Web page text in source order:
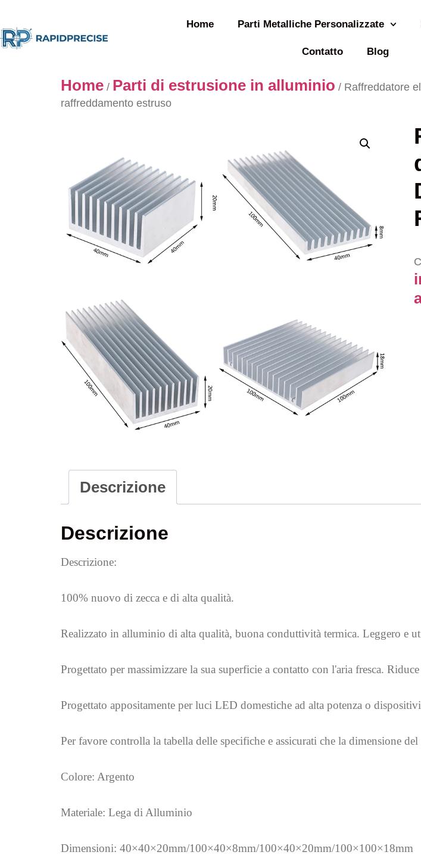
Home Parti Metalliche Personalizzate
Contatto Blog
Home / Parti di estrusione in alluminio / Raffreddatore
raffreddamento estruso
Descrizione
Descrizione
Descrizione:
100% nuovo di zecca e di alta qualità.
Realizzato in alluminio di alta qualità, buona conduttività termica. Leggero e
Progettato per massimizzare la sua superficie a contatto con l'aria fresca.
Progettato appositamente per luci LED domestiche ad alta potenza o
Per favore controlla la tabella delle specifiche e assicurati che la dimensione
Colore: Argento
Materiale: Lega di Alluminio
Dimensioni: 40×40×20mm/100×40×8mm/100×40×20mm/100×100×18mm